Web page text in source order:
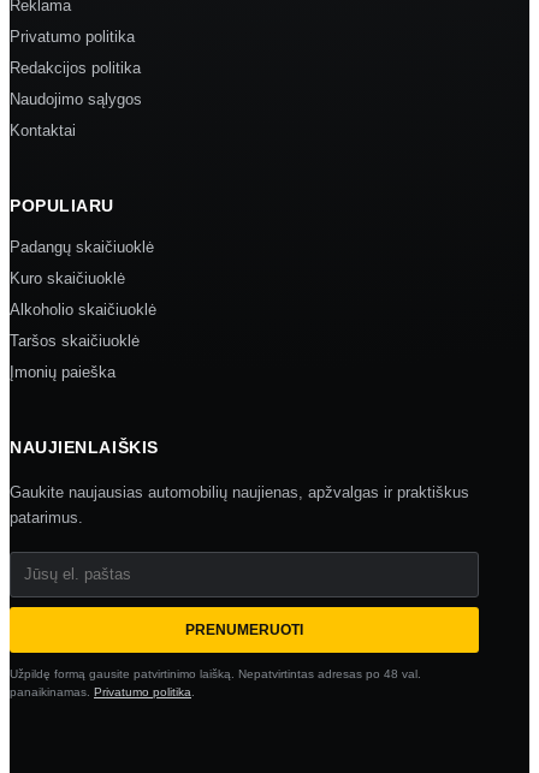
Reklama
Privatumo politika
Redakcijos politika
Naudojimo sąlygos
Kontaktai
POPULIARU
Padangų skaičiuoklė
Kuro skaičiuoklė
Alkoholio skaičiuoklė
Taršos skaičiuoklė
Įmonių paieška
NAUJIENLAIŠKIS
Gaukite naujausias automobilių naujienas, apžvalgas ir praktiškus
patarimus.
Jūsų el. paštas
PRENUMERUOTI
Užpildę formą gausite patvirtinimo laišką. Nepatvirtintas adresas po 48 val.
panaikinamas. Privatumo politika